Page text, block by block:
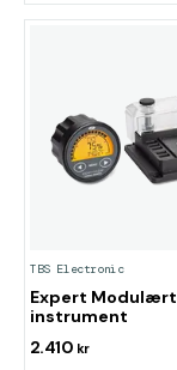
TBS Electronic
Expert Modulært
instrument
2.410 kr